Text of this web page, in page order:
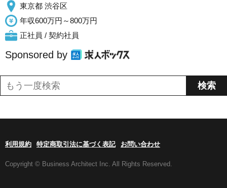
東京都 渋谷区
年収600万円～800万円
正社員 / 契約社員
Sponsored by
利用規約 特定商取引法に基づく表記 お問い合わせ
Copyright © Business Architect Inc. All Rights Reserved.